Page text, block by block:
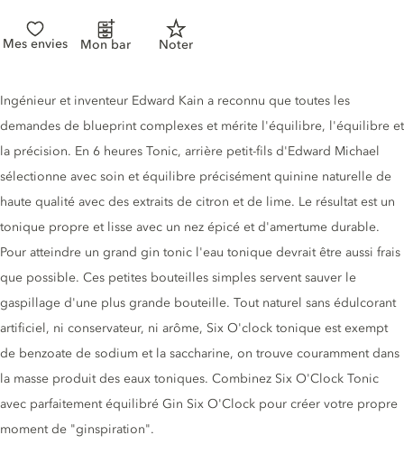
Mes envies Mon bar Noter
Description du tonic
Ingénieur et inventeur Edward Kain a reconnu que toutes les
demandes de blueprint complexes et mérite l'équilibre, l'équilibre et
la précision. En 6 heures Tonic, arrière petit-fils d'Edward Michael
sélectionne avec soin et équilibre précisément quinine naturelle de
haute qualité avec des extraits de citron et de lime. Le résultat est un
tonique propre et lisse avec un nez épicé et d'amertume durable.
Pour atteindre un grand gin tonic l'eau tonique devrait être aussi frais
que possible. Ces petites bouteilles simples servent sauver le
gaspillage d'une plus grande bouteille. Tout naturel sans édulcorant
artificiel, ni conservateur, ni arôme, Six O'clock tonique est exempt
de benzoate de sodium et la saccharine, on trouve couramment dans
la masse produit des eaux toniques. Combinez Six O'Clock Tonic
avec parfaitement équilibré Gin Six O'Clock pour créer votre propre
moment de "ginspiration".